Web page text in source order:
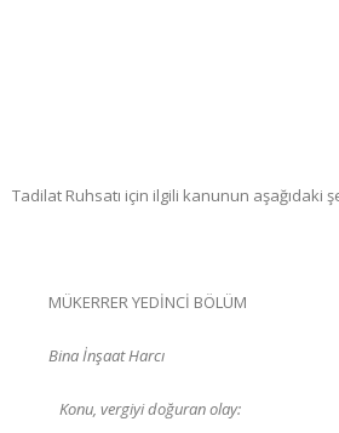
Tadilat Ruhsatı için ilgili kanunun aşağıdaki
MÜKERRER YEDİNCİ BÖLÜM
Bina İnşaat Harcı
Konu, vergiyi doğuran olay: